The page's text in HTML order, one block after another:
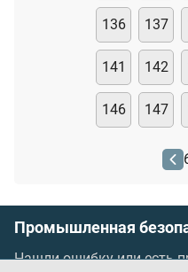
136 137
141 142
146 147
Промышленная
Нашли ошибку или есть